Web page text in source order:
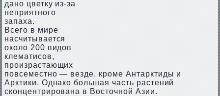
дано цветку из-за
неприятного
запаха.
Всего в мире
насчитывается
около 200 видов
клематисов,
произрастающих
повсеместно — везде, кроме Антарктиды и
Арктики. Однако большая часть растений
сконцентрирована в Восточной Азии.